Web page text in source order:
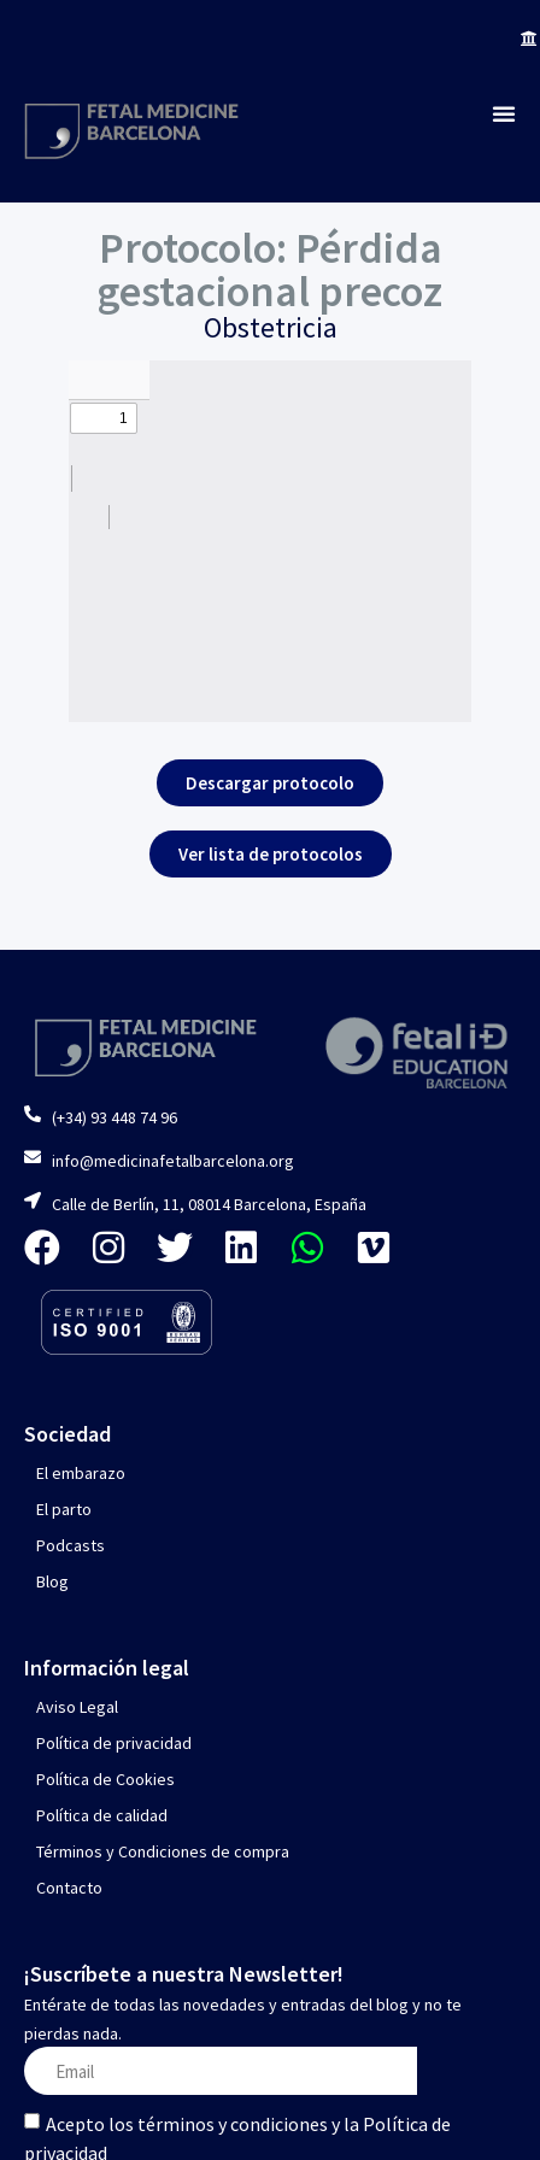
Protocolo: Pérdida
gestacional precoz
Obstetricia
Descargar protocolo
Ver lista de protocolos
(+34) 93 448 74 96
info@medicinafetalbarcelona.org
Calle de Berlín, 11, 08014 Barcelona, España
Sociedad
El embarazo
El parto
Podcasts
Blog
Información legal
Aviso Legal
Política de privacidad
Política de Cookies
Política de calidad
Términos y Condiciones de compra
Contacto
¡Suscríbete a nuestra Newsletter!
Entérate de todas las novedades y entradas del blog y no te
pierdas nada.
Acepto los términos y condiciones y la Política de
privacidad